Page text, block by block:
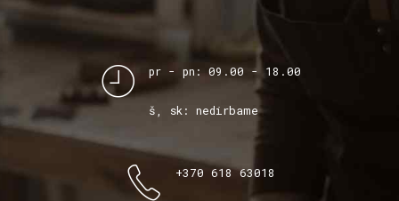
pr - pn: 09.00 - 18.00
š, sk: nedirbame
+370 618 63018